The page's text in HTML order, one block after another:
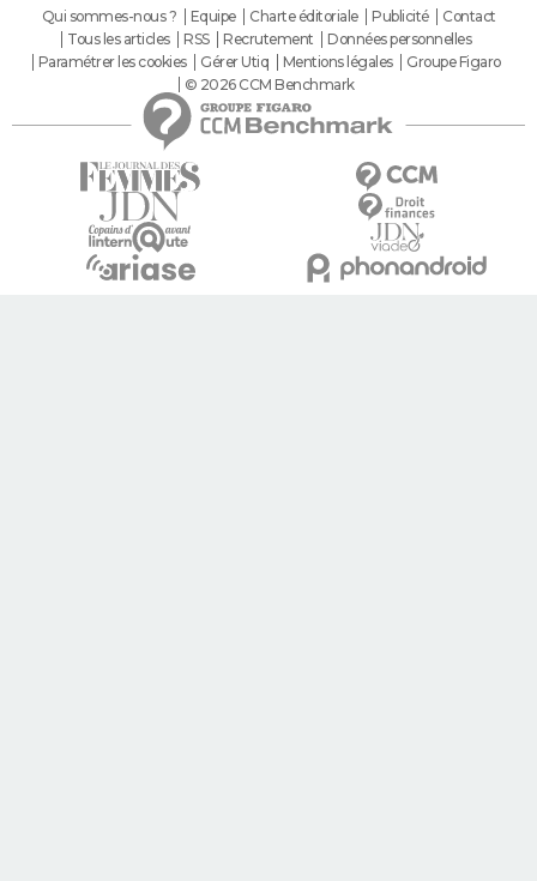
Qui sommes-nous ? Equipe Charte éditoriale Publicité
Contact
Tous les articles
RSS Recrutement
Données personnelles
Paramétrer les cookies
Gérer Utiq Mentions légales
Groupe Figaro
© 2026 CCM Benchmark